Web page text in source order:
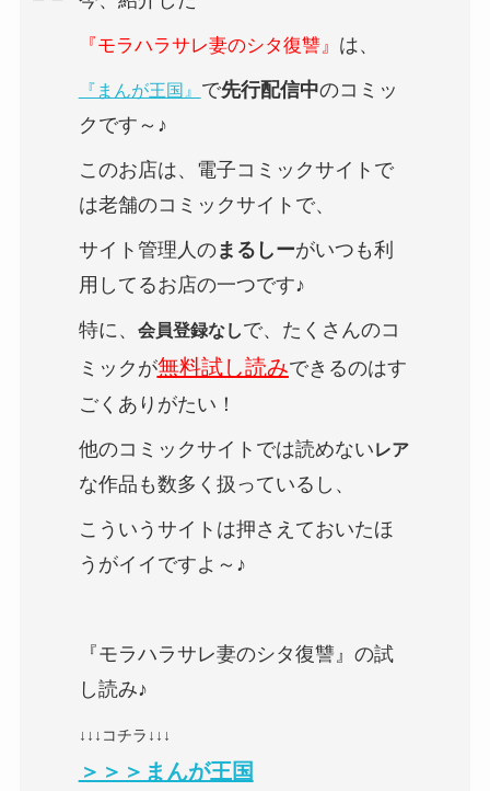
『モラハラサレ妻のシタ復讐』 は、
『まんが王国』 で先行配信中のコミッ
クです～♪
このお店は、電子コミックサイトで
は老舗のコミックサイトで、
サイト管理人のまるしーがいつも利
用してるお店の一つです♪
特に、 会員登録なしで、たくさんのコ
ミックが無料試し読みできるのはす
ごくありがたい！
他のコミックサイトでは読めないレア
な作品も数多く扱っているし、
こういうサイトは押さえておいたほ
うがイイですよ～♪
『モラハラサレ妻のシタ復讐』の試
し読み♪
↓↓↓コチラ↓↓↓
＞＞＞まんが王国